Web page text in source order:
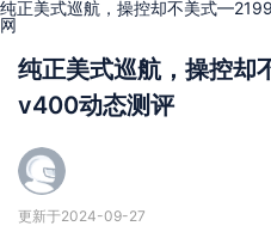
纯正美式巡航，操控却不美式
网
纯正美式巡航，操控
v400动态测评
更新于2024-09-27